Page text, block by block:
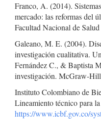
Franco, A. (2014).
mercado: las reformas del
Facultad Nacional de
Galeano, M. E. (2004).
investigación cualitativa.
Fernández C., & Baptista
investigación. McGraw-
Instituto Colombiano de
Lineamiento técnico para
https://www.icbf.gov.co/